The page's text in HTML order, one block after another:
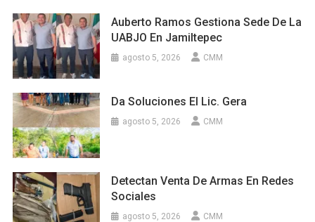
Auberto Ramos Gestiona Sede De La
UABJO En Jamiltepec
agosto 5, 2026 CMM
Da Soluciones El Lic. Gera
agosto 5, 2026 CMM
Detectan Venta De Armas En Redes
Sociales
agosto 5, 2026 CMM